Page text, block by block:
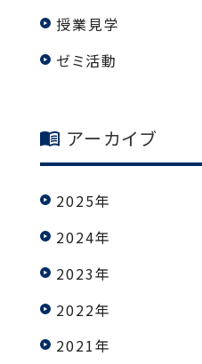
授業見学
ゼミ活動
アーカイブ
2025年
2024年
2023年
2022年
2021年